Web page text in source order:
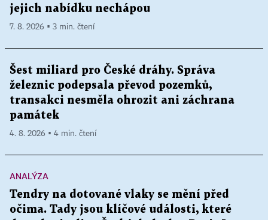
jejich nabídku nechápou
7. 8. 2026 ▪ 3 min. čtení
Šest miliard pro České dráhy. Správa
železnic podepsala převod pozemků,
transakci nesměla ohrozit ani záchrana
památek
4. 8. 2026 ▪ 4 min. čtení
ANALÝZA
Tendry na dotované vlaky se mění před
očima. Tady jsou klíčové události, které